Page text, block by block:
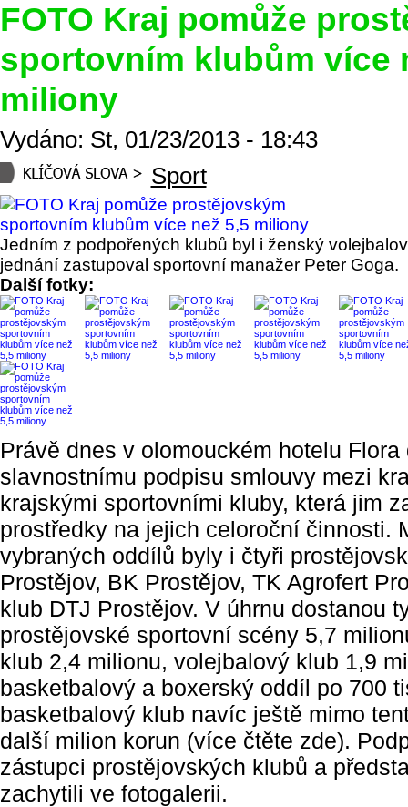
FOTO Kraj pomůže
sportovním klubům více
miliony
Vydáno: St, 01/23/2013 - 18:43
Sport
Jedním z podpořených klubů byl i ženský
jednání zastupoval sportovní manažer Peter Goga.
Další fotky:
Právě dnes v olomouckém hotelu Flora
slavnostnímu podpisu smlouvy mezi
krajskými sportovními kluby, která jim
prostředky na jejich celoroční činnosti.
vybraných oddílů byly i čtyři
Prostějov, BK Prostějov, TK Agrofert
klub DTJ Prostějov. V úhrnu dostanou
prostějovské sportovní scény 5,7
klub 2,4 milionu, volejbalový klub 1,9
basketbalový a boxerský oddíl po 700
basketbalový klub navíc ještě mimo
další milion korun (více čtěte zde).
zástupci prostějovských klubů a
zachytili ve fotogalerii.